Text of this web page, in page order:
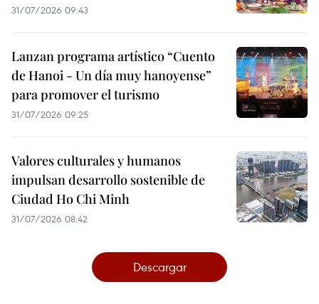
31/07/2026 09:43
Lanzan programa artístico “Cuento
de Hanoi - Un día muy hanoyense”
para promover el turismo
31/07/2026 09:25
Valores culturales y humanos
impulsan desarrollo sostenible de
Ciudad Ho Chi Minh
31/07/2026 08:42
Descargar